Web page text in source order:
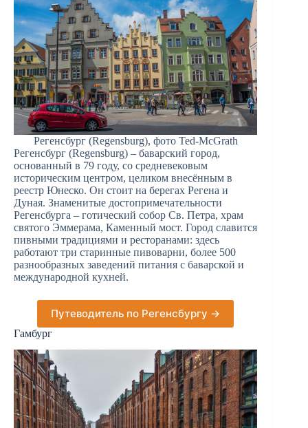
Регенсбург (Regensburg), фото Ted-McGrath
Регенсбург (Regensburg) – баварский город,
основанный в 79 году, со средневековым
историческим центром, целиком внесённым в
реестр Юнеско. Он стоит на берегах Регена и
Дуная. Знаменитые достопримечательности
Регенсбурга – готический собор Св. Петра, храм
святого Эммерама, Каменный мост. Город славится
пивными традициями и ресторанами: здесь
работают три старинные пивоварни, более 500
разнообразных заведений питания с баварской и
международной кухней.
Путеводитель по Регенсбургу →
Гамбург